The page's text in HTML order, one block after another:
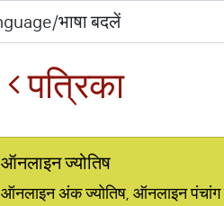
पत्रिका
ऑनलाइन ज्योतिष
ऑनलाइन अंक ज्योतिष, ऑनलाइन पंचांग